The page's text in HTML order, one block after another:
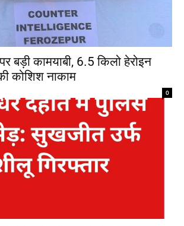
बड़ी कामयाबी, 6.5 किलो हेरोइन
कोशिश नाकाम
0